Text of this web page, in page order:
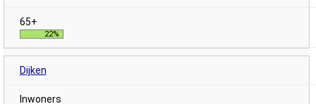
22%
Dijken